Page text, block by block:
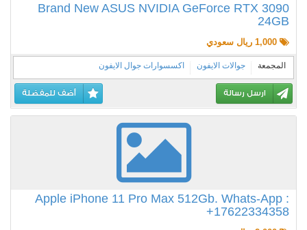
Brand New ASUS NVIDIA GeForce RTX 3090
24GB
المجمعة جوالات الايفون اكسسوارات جوال الايفون
ارسل رسالة أضف للمفضلة
Apple iPhone 11 Pro Max 512Gb. Whats-App :
+17622334358